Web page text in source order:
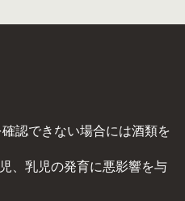
認できない場合には酒類を
、乳児の発育に悪影響を与